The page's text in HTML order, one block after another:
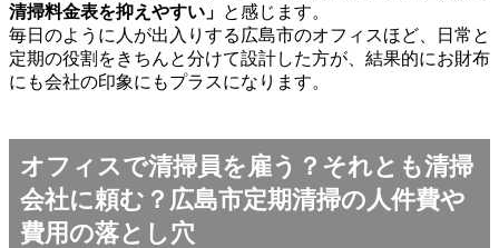
清掃料金表を抑えやすい」 と感じます。
毎日のように人が出入りする広島市のオフィスほど、日常と
定期の役割をきちんと分けて設計した方が、結果的にお財布
にも会社の印象にもプラスになります。
オフィスで清掃員を雇う？それとも清掃
会社に頼む？広島市定期清掃の人件費や
費用の落とし穴